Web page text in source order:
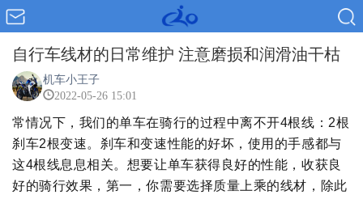
自行车线材的日常维护 注意磨损和润滑油干枯
机车小王子
2022-05-26 15:01
常情况下，我们的单车在骑行的过程中离不开4根线：2根
刹车2根变速。刹车和变速性能的好坏，使用的手感都与
这4根线息息相关。想要让单车获得良好的性能，收获良
好的骑行效果，第一，你需要选择质量上乘的线材，除此